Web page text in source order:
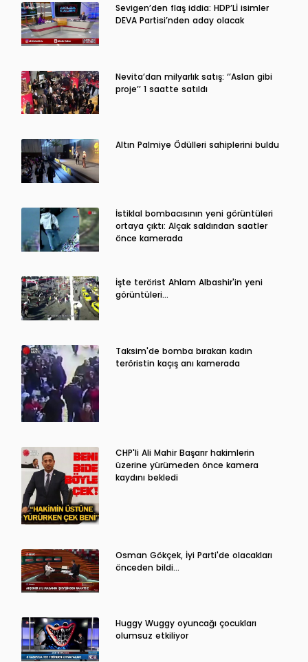
Sevigen’den flaş iddia: HDP’Lİ isimler
DEVA Partisi’nden aday olacak
Nevita’dan milyarlık satış: ‘’Aslan gibi
proje’’ 1 saatte satıldı
Altın Palmiye Ödülleri sahiplerini buldu
İstiklal bombacısının yeni görüntüleri
ortaya çıktı: Alçak saldırıdan saatler
önce kamerada
İşte terörist Ahlam Albashir'in yeni
görüntüleri…
Taksim'de bomba bırakan kadın
teröristin kaçış anı kamerada
CHP'li Ali Mahir Başarır hakimlerin
üzerine yürümeden önce kamera
kaydını bekledi
Osman Gökçek, İyi Parti'de olacakları
önceden bildi...
Huggy Wuggy oyuncağı çocukları
olumsuz etkiliyor